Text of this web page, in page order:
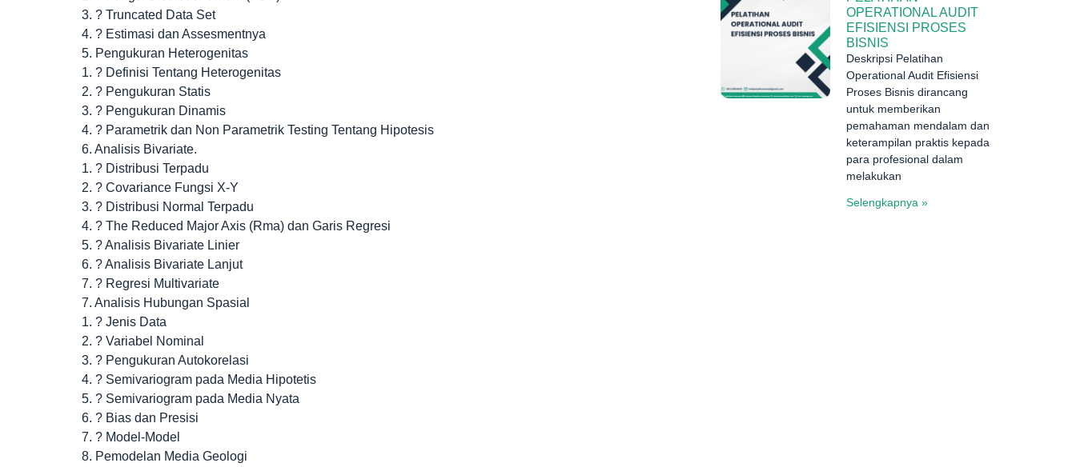
3. ? Truncated Data Set
4. ? Estimasi dan Assesmentnya
5. Pengukuran Heterogenitas
1. ? Definisi Tentang Heterogenitas
2. ? Pengukuran Statis
3. ? Pengukuran Dinamis
4. ? Parametrik dan Non Parametrik Testing Tentang Hipotesis
6. Analisis Bivariate.
1. ? Distribusi Terpadu
2. ? Covariance Fungsi X-Y
3. ? Distribusi Normal Terpadu
4. ? The Reduced Major Axis (Rma) dan Garis Regresi
5. ? Analisis Bivariate Linier
6. ? Analisis Bivariate Lanjut
7. ? Regresi Multivariate
7. Analisis Hubungan Spasial
1. ? Jenis Data
2. ? Variabel Nominal
3. ? Pengukuran Autokorelasi
4. ? Semivariogram pada Media Hipotetis
5. ? Semivariogram pada Media Nyata
6. ? Bias dan Presisi
7. ? Model-Model
8. Pemodelan Media Geologi
OPERATIONAL AUDIT
EFISIENSI PROSES
BISNIS
Deskripsi Pelatihan
Operational Audit Efisiensi
Proses Bisnis dirancang
untuk memberikan
pemahaman mendalam dan
keterampilan praktis kepada
para profesional dalam
melakukan
Selengkapnya »